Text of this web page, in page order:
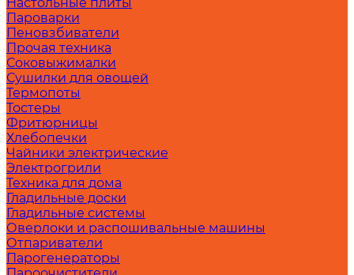
Пароварки
Пеновзбиватели
Прочая техника
Соковыжималки
Сушилки для овощей
Термопоты
Тостеры
Фритюрницы
Хлебопечки
Чайники электрические
Электрогрили
Техника для дома
Гладильные доски
Гладильные системы
Оверлоки и распошивальные машины
Отпариватели
Парогенераторы